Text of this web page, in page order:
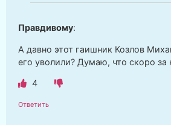
Правдивому:
А давно этот гаишник Козлов
его уволили? Думаю, что скоро за
4
Ответить